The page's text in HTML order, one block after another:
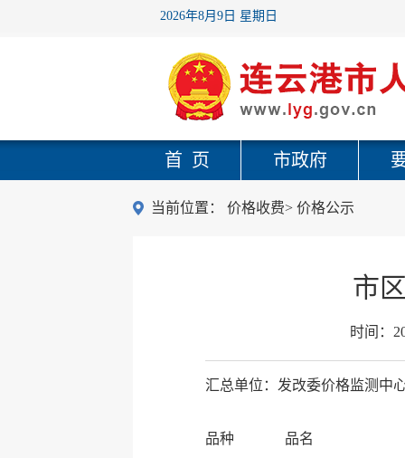
2026年8月9日 星期日
首 页 市政府
当前位置： 价格收费> 价格公示
市
时间：
汇总单位：发改委价格
品种 品名